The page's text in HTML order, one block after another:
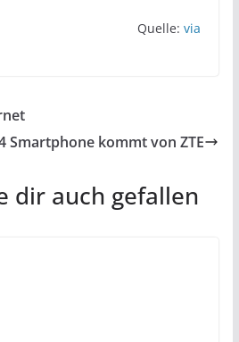
Quelle:via
Smartphone kommt von ZTE
dir auch gefallen